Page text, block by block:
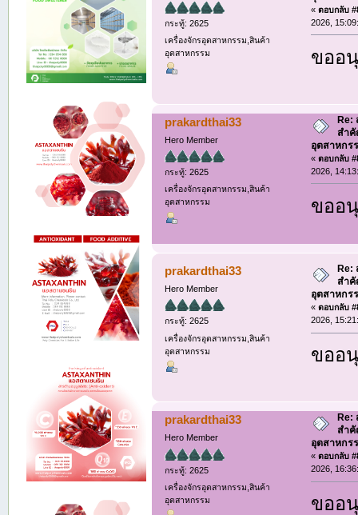
กระทู้: 2625
เครื่องจักรอุตสาหกรรม,สินค้า
อุตสาหกรรม
«ตอบกลับ
2026,
ขออ
prakardthai33
Hero Member
กระทู้: 2625
เครื่องจักรอุตสาหกรรม,สินค้า
อุตสาหกรรม
Re:
สำคั
อุตสาหกร
«ตอบกลับ
2026,
ขออ
prakardthai33
Hero Member
กระทู้: 2625
เครื่องจักรอุตสาหกรรม,สินค้า
อุตสาหกรรม
Re:
สำคั
อุตสาหกร
«ตอบกลับ
2026,
ขออ
prakardthai33
Hero Member
กระทู้: 2625
เครื่องจักรอุตสาหกรรม,สินค้า
อุตสาหกรรม
Re:
สำคั
อุตสาหกร
«ตอบกลับ
2026,
ขออ